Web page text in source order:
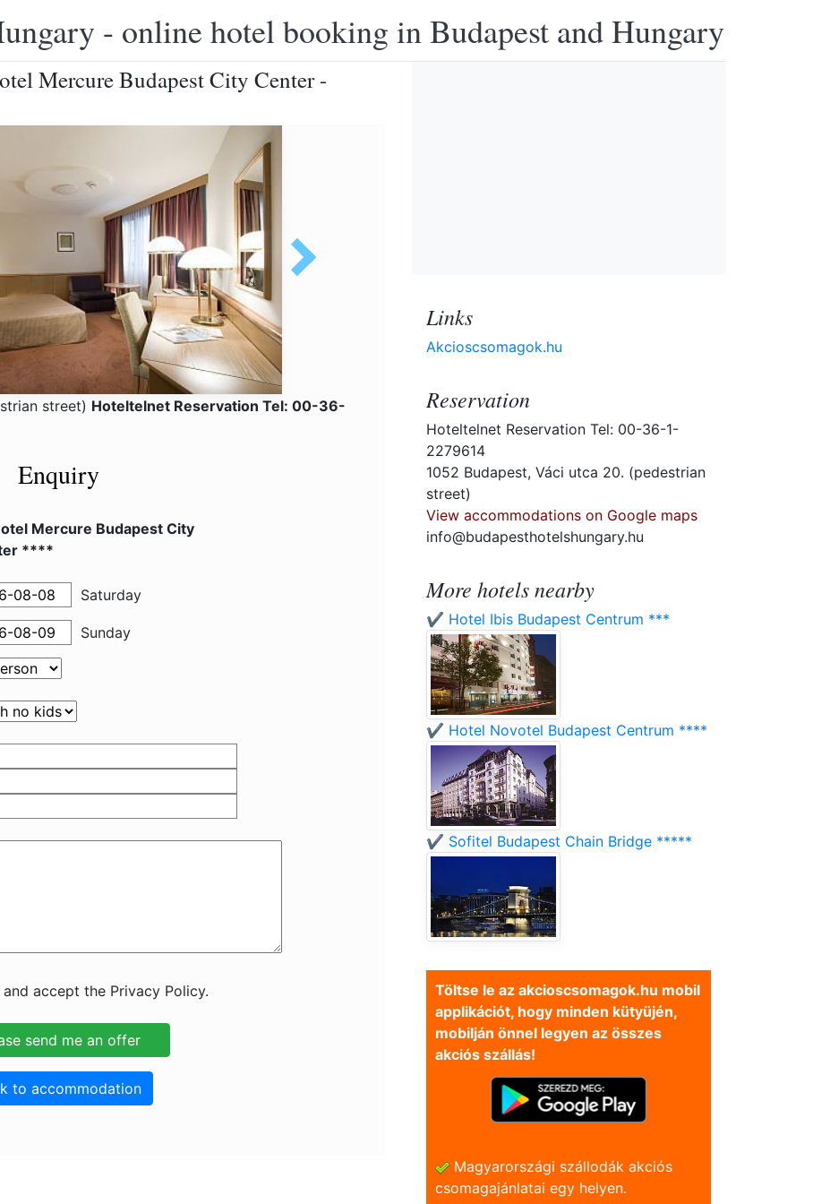
- online hotel booking in Budapest and Hungary
Mercure Budapest City Center -
street) Hoteltelnet Reservation Tel: 00-36-
Enquiry
Mercure Budapest City
****
Saturday
Sunday
and accept the Privacy Policy.
to accommodation
Links
Akcioscsomagok.hu
Reservation
Hoteltelnet Reservation Tel: 00-36-1-
2279614
1052 Budapest, Váci utca 20. (pedestrian
street)
View accommodations on Google maps
info@budapesthotelshungary.hu
More hotels nearby
✔️ Hotel Ibis Budapest Centrum ***
✔️ Hotel Novotel Budapest Centrum ****
✔️ Sofitel Budapest Chain Bridge *****
Töltse le az akcioscsomagok.hu mobil
applikációt, hogy minden kütyüjén,
mobilján önnel legyen az összes
akciós szállás!
Magyarországi szállodák akciós
csomagajánlatai egy helyen.